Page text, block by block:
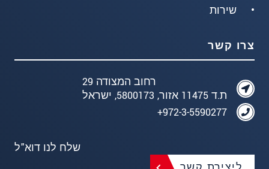
שירות
צרו קשר
רחוב המצודה 29
ת.ד 11475 אזור, 5800173, ישראל
972-3-5590277+
שלח לנו דוא"ל